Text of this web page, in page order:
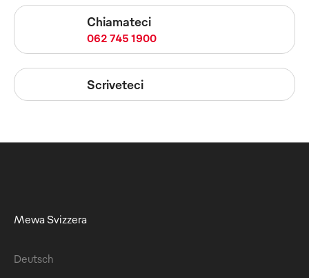
Chiamateci
062 745 1900
Scriveteci
Mewa Svizzera
Deutsch